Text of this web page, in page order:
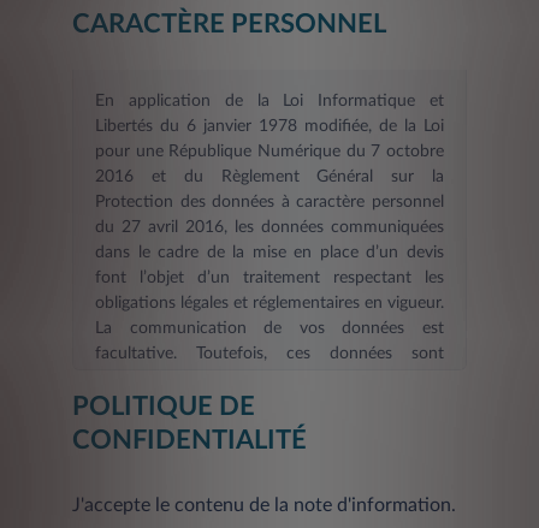
CARACTÈRE PERSONNEL
En application de la Loi Informatique et
Libertés du 6 janvier 1978 modifiée, de la Loi
pour une République Numérique du 7 octobre
2016 et du Règlement Général sur la
Protection des données à caractère personnel
du 27 avril 2016, les données communiquées
dans le cadre de la mise en place d’un devis
font l’objet d’un traitement respectant les
obligations légales et réglementaires en vigueur.
La communication de vos données est
facultative. Toutefois, ces données sont
d’information et/ou de devis en ligne. La durée
de validité des informations fournies est de six
demande d’information et/ou constituer votre
POLITIQUE DE
CONFIDENTIALITÉ
J'accepte le contenu de la note d'information.